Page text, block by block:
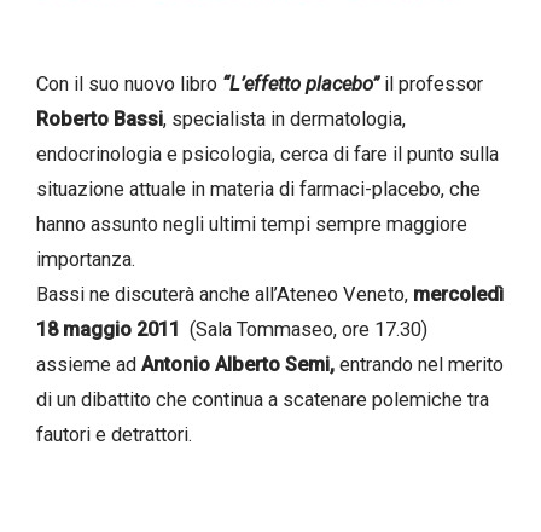
Con il suo nuovo libro “L’effetto placebo”il professor
Roberto Bassi, specialista in dermatologia,
endocrinologia e psicologia, cerca di fare il punto sulla
situazione attuale in materia di farmaci-placebo, che
hanno assunto negli ultimi tempi sempre maggiore
importanza.
Bassi ne discuterà anche all’Ateneo Veneto, mercoledì
18 maggio 2011 (Sala Tommaseo, ore 17.30)
assieme ad Antonio Alberto Semi, entrando nel merito
di un dibattito che continua a scatenare polemiche tra
fautori e detrattori.
miei dati
personali in
accordo
con il
Registrazione
avvenuta con
successo!